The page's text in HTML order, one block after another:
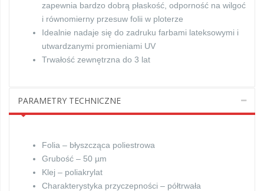
zapewnia bardzo dobrą płaskość, odporność na wilgoć
i równomierny przesuw folii w ploterze
Idealnie nadaje się do zadruku farbami lateksowymi i
utwardzanymi promieniami UV
Trwałość zewnętrzna do 3 lat
PARAMETRY TECHNICZNE
Folia – błyszcząca poliestrowa
Grubość – 50 µm
Klej – poliakrylat
Charakterystyka przyczepności – półtrwała